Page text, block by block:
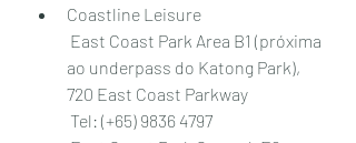
Coastline Leisure
ao underpass do Katong Park),
720 East Coast Parkway
Tel: (+65) 9836 4797